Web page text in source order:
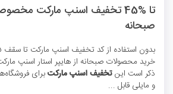
تا %45 تخفیف اسنپ مارکت
صبحانه
بدون استفاده ازکد تخفیف اسنپ مارکت
خرید محصولات صبحانه از هایپر استار اسنپ
ذکر است اینتخفیف اسنپ مارکتبرای
و مایلی قابل ...